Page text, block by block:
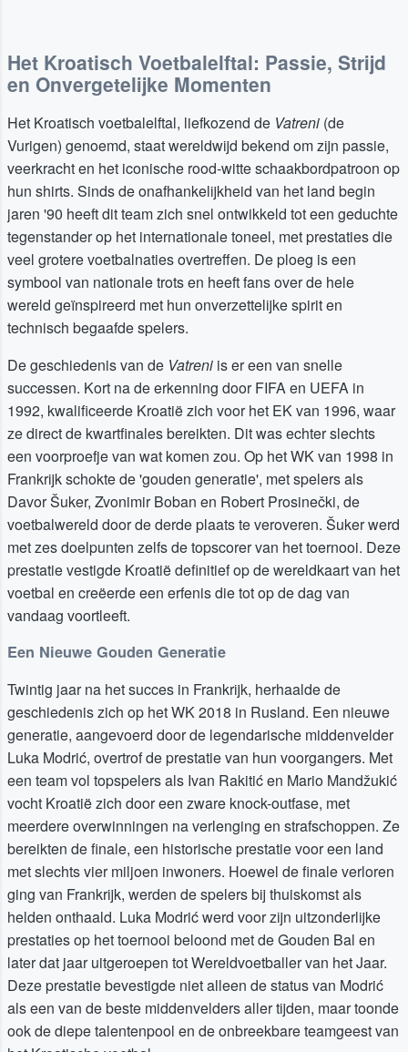
Het Kroatisch Voetbalelftal: Passie, Strijd
en Onvergetelijke Momenten
Het Kroatisch voetbalelftal, liefkozend de Vatreni (de
Vurigen) genoemd, staat wereldwijd bekend om zijn passie,
veerkracht en het iconische rood-witte schaakbordpatroon op
hun shirts. Sinds de onafhankelijkheid van het land begin
jaren '90 heeft dit team zich snel ontwikkeld tot een geduchte
tegenstander op het internationale toneel, met prestaties die
veel grotere voetbalnaties overtreffen. De ploeg is een
symbool van nationale trots en heeft fans over de hele
wereld geïnspireerd met hun onverzettelijke spirit en
technisch begaafde spelers.
De geschiedenis van de Vatreni is er een van snelle
successen. Kort na de erkenning door FIFA en UEFA in
1992, kwalificeerde Kroatië zich voor het EK van 1996, waar
ze direct de kwartfinales bereikten. Dit was echter slechts
een voorproefje van wat komen zou. Op het WK van 1998 in
Frankrijk schokte de 'gouden generatie', met spelers als
Davor Šuker, Zvonimir Boban en Robert Prosinečki, de
voetbalwereld door de derde plaats te veroveren. Šuker werd
met zes doelpunten zelfs de topscorer van het toernooi. Deze
prestatie vestigde Kroatië definitief op de wereldkaart van het
voetbal en creëerde een erfenis die tot op de dag van
vandaag voortleeft.
Een Nieuwe Gouden Generatie
Twintig jaar na het succes in Frankrijk, herhaalde de
geschiedenis zich op het WK 2018 in Rusland. Een nieuwe
generatie, aangevoerd door de legendarische middenvelder
Luka Modrić, overtrof de prestatie van hun voorgangers. Met
een team vol topspelers als Ivan Rakitić en Mario Mandžukić
vocht Kroatië zich door een zware knock-outfase, met
meerdere overwinningen na verlenging en strafschoppen. Ze
bereikten de finale, een historische prestatie voor een land
met slechts vier miljoen inwoners. Hoewel de finale verloren
ging van Frankrijk, werden de spelers bij thuiskomst als
helden onthaald. Luka Modrić werd voor zijn uitzonderlijke
prestaties op het toernooi beloond met de Gouden Bal en
later dat jaar uitgeroepen tot Wereldvoetballer van het Jaar.
Deze prestatie bevestigde niet alleen de status van Modrić
als een van de beste middenvelders aller tijden, maar toonde
ook de diepe talentenpool en de onbreekbare teamgeest van